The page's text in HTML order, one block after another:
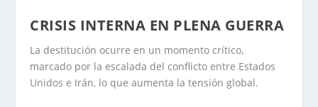
CRISIS INTERNA EN PLENA GUERRA
La destitución ocurre en un momento crítico,
marcado por la escalada del conflicto entre Estados
Unidos e Irán, lo que aumenta la tensión global.